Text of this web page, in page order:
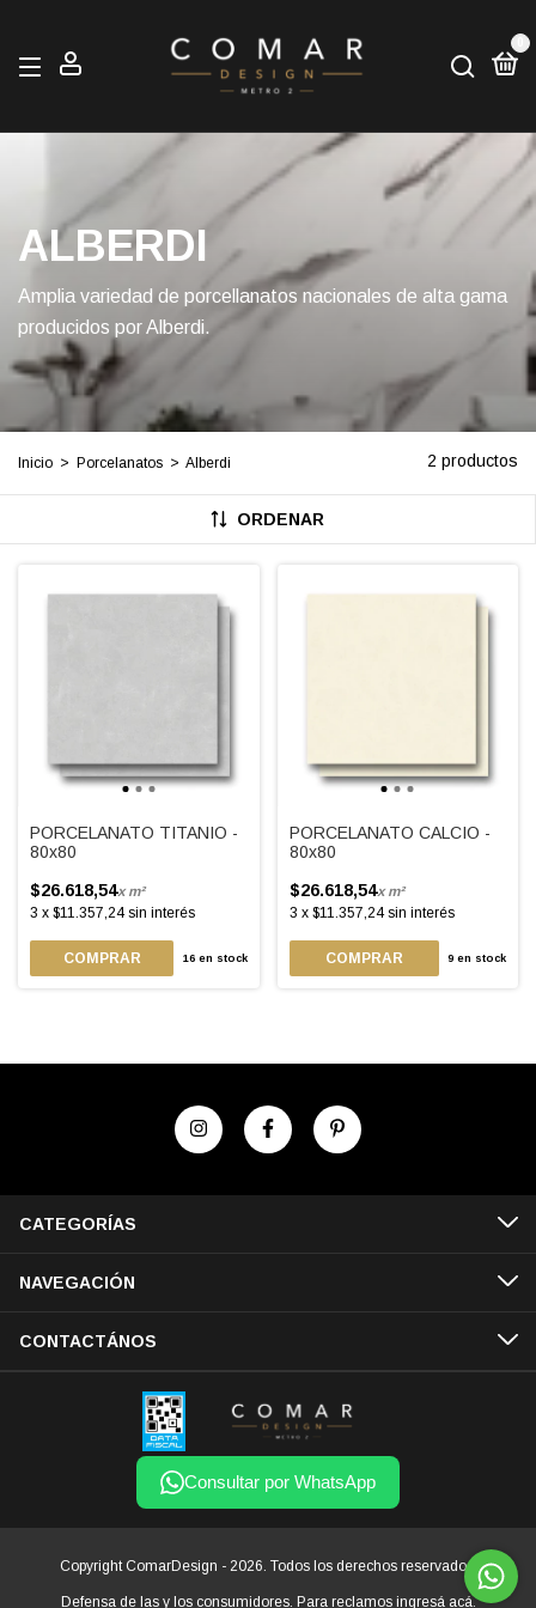
ALBERDI
Amplia variedad de porcellanatos nacionales de alta gama
producidos por Alberdi.
Inicio > Porcelanatos > Alberdi 2 productos
ORDENAR
PORCELANATO TITANIO -
80x80
$26.618,54x m²
3 x $11.357,24 sin interés
16en stock
PORCELANATO CALCIO -
80x80
$26.618,54x m²
3 x $11.357,24 sin interés
9 en stock
CATEGORÍAS
NAVEGACIÓN
CONTACTÁNOS
Consultar por WhatsApp
Copyright ComarDesign - 2026. Todos los derechos reservados.
Defensa de las y los consumidores. Para reclamos ingresá acá.